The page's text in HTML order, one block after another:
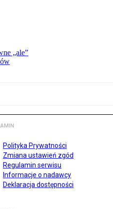
„ale”
Polityka Prywatności
Zmiana ustawień zgód
Regulamin serwisu
Informacje o nadawcy
Deklaracja dostępności